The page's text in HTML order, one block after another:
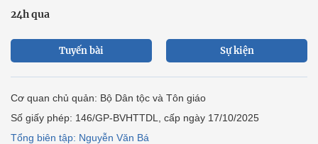
24h qua
Tuyến bài Sự kiện
Cơ quan chủ quản: Bộ Dân tộc và Tôn giáo
Số giấy phép: 146/GP-BVHTTDL, cấp ngày 17/10/2025
Tổng biên tập: Nguyễn Văn Bá